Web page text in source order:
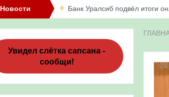
Новости Банк Уралсиб подвёл итоги
Итоги акции «Соловьиные
Три птенца сапсанов
Итоги акции «Весенняя
«Весенняя перекличка-
Увидел слётка сапсана -
сообщи!